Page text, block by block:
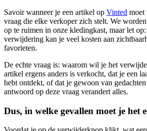
Savoir wanneer je een artikel op Vinted moet
vraag die elke verkoper zich stelt. We
op te ruimen in onze kledingkast, maar let op:
verwijdering kan je veel kosten aan
favorieten.
De echte vraag is: waarom wil je het
artikel ergens anders is verkocht, dat je een
hebt ontdekt, of dat je gewoon van
antwoord op deze vraag verandert alles.
Dus, in welke gevallen moet je het